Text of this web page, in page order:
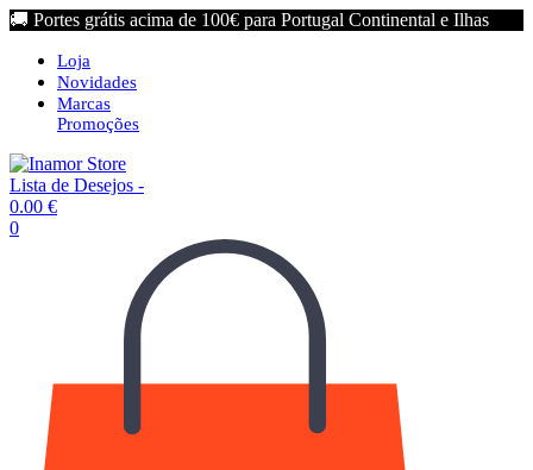
🚚 Portes grátis acima de 100€ para Portugal Continental e Ilhas
Loja
Novidades
Marcas
Promoções
Lista de Desejos -
0.00 €
0